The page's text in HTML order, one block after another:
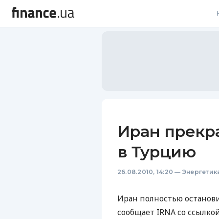
Иран
в Турцию
26.08.2010, 14:20 —
Иран полностью
сообщает IRNA со